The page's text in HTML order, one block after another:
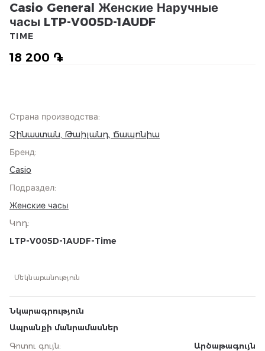
Casio General Женские Наручные
часы LTP-V005D-1AUDF
18 200 ֏
TIME
Страна производства:
Չինաստան, Թաիլանդ, Ճապոնիա
Бренд:
Casio
Подраздел:
Женские часы
Կոդ:
LTP-V005D-1AUDF-Time
Մեկնաբանություն
Նկարագրություն
Ապրանքի մանրամասներ
Գոտու գույն:
Արծաթագույն